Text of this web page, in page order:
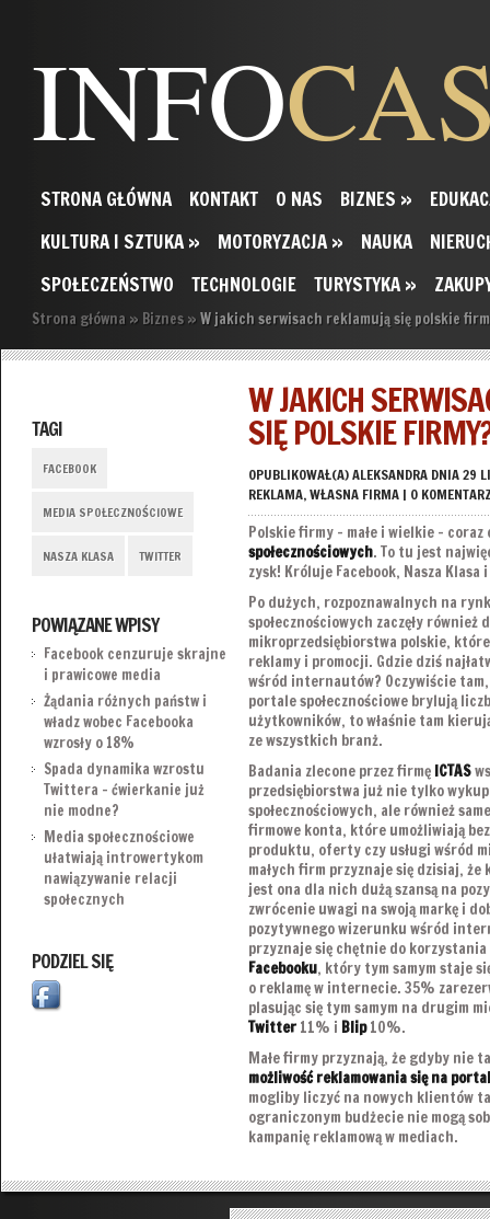
INFO
STRONA GŁÓWNA KONTAKT O NAS BIZNES »
KULTURA I SZTUKA » MOTORYZACJA » NAUKA
SPOŁECZEŃSTWO
TECHNOLOGIE TURYSTYKA »
Strona główna » Biznes » W jakich serwisach reklamują się polskie
TAGI
FACEBOOK
MEDIA SPOŁECZNOŚCIOWE
NASZA KLASA TWITTER
POWIĄZANE WPISY
Facebook cenzuruje skrajne
i prawicowe media
Żądania różnych państw i
władz wobec Facebooka
wzrosły o 18%
Spada dynamika wzrostu
Twittera – ćwierkanie już
nie modne?
Media społecznościowe
ułatwiają introwertykom
nawiązywanie relacji
społecznych
PODZIEL SIĘ
W JAKICH
SIĘ POLSKIE
OPUBLIKOWAŁ(A)ALEKSANDRADNIA 29
REKLAMA,WŁASNA FIRMA| 0
Polskie firmy – małe i wielkie –
społecznościowych. To tu jest
zysk! Króluje Facebook, Nasza
Po dużych, rozpoznawalnych na
społecznościowych zaczęły
mikroprzedsiębiorstwa polskie,
reklamy i promocji. Gdzie dziś
wśród internautów? Oczywiście
portale społecznościowe brylują
użytkowników, to właśnie tam
ze wszystkich branż.
Badania zlecone przez firmę ICTAS
przedsiębiorstwa już nie tylko
społecznościowych, ale również
firmowe konta, które umożliwiają
produktu, oferty czy usługi wśród
małych firm przyznaje się dzisiaj,
jest ona dla nich dużą szansą na
zwrócenie uwagi na swoją markę i
pozytywnego wizerunku wśród
przyznaje się chętnie do
Facebooku, który tym samym staje
o reklamę w internecie. 35%
plasując się tym samym na drugim
Twitter11% i Blip10%.
Małe firmy przyznają, że gdyby nie
możliwość reklamowania się na
mogliby liczyć na nowych klientów
ograniczonym budżecie nie mogą
kampanię reklamową w mediach.